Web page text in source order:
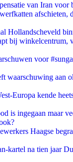
van Iran voor
afschieten,
Hollandscheveld
bij winkelcentrum,
voor
waarschuwing aan
Europa kende
is ingegaan maar
Haagse
kartel na tien jaar